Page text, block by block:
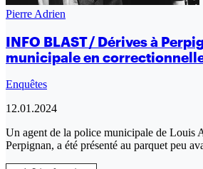
Pierre Adrien
INFO BLAST / Dérives à
municipale en
Enquêtes
12.01.2024
Un agent de la police municipale de Louis
Perpignan, a été présenté au parquet peu